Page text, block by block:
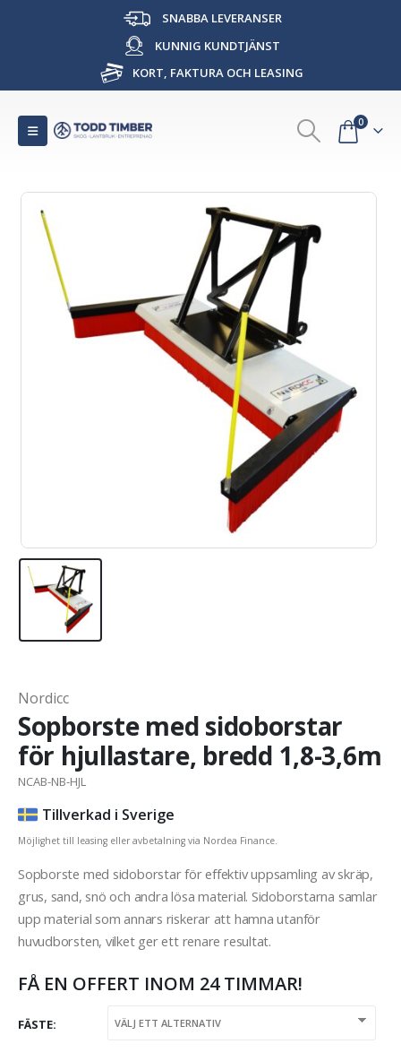
SNABBA LEVERANSER
KUNNIG KUNDTJÄNST
KORT, FAKTURA OCH LEASING
0
Nordicc
Sopborste med sidoborstar
för hjullastare, bredd 1,8-3,6m
NCAB-NB-HJL
Tillverkad i Sverige
Möjlighet till leasing eller avbetalning via Nordea Finance.
Sopborste med sidoborstar för effektiv uppsamling av skräp,
grus, sand, snö och andra lösa material. Sidoborstarna samlar
upp material som annars riskerar att hamna utanför
huvudborsten, vilket ger ett renare resultat.
FÅ EN OFFERT INOM 24 TIMMAR!
FÄSTE